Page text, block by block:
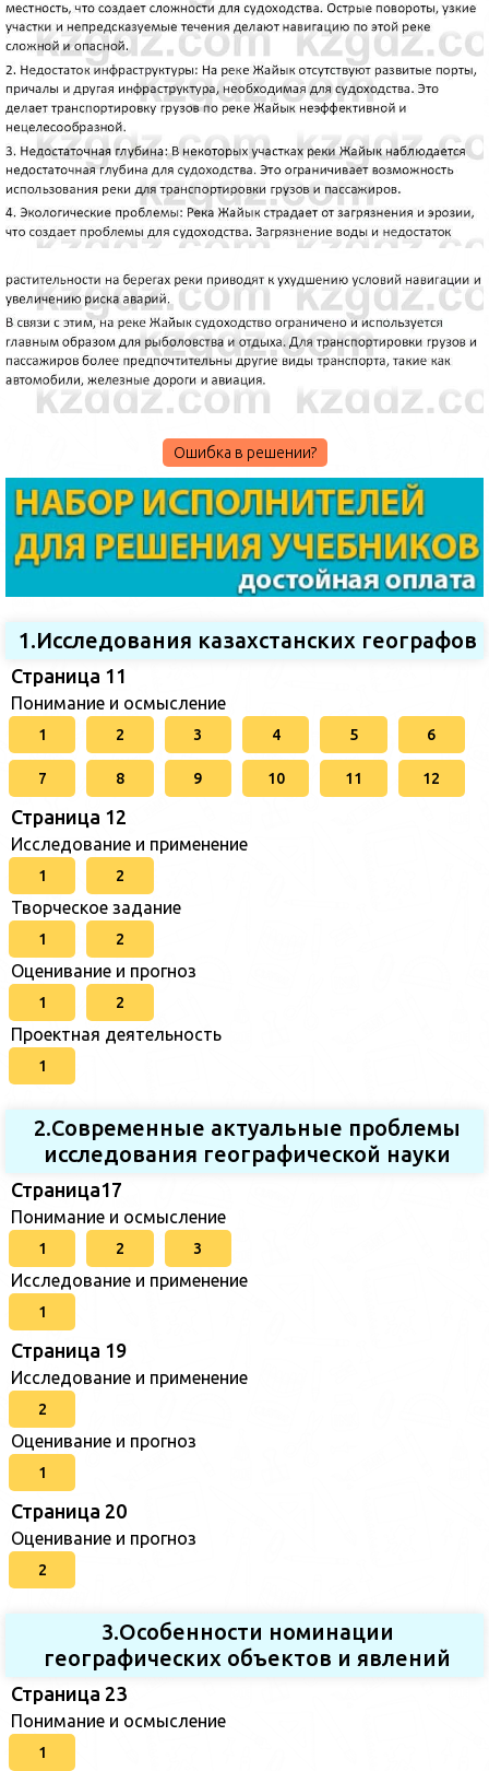
Ошибка в решении?
1.Исследования казахстанских географов
Страница 11
Понимание и осмысление
1 2 3 4 5 6
7 8 9 10 11 12
Страница 12
Исследование и применение
1 2
Творческое задание
1 2
Оценивание и прогноз
1 2
Проектная деятельность
1
2.Современные актуальные проблемы
исследования географической науки
Страница17
Понимание и осмысление
1 2 3
Исследование и применение
1
Страница 19
Исследование и применение
2
Оценивание и прогноз
1
Страница 20
Оценивание и прогноз
2
3.Особенности номинации
географических объектов и явлений
Страница 23
Понимание и осмысление
1